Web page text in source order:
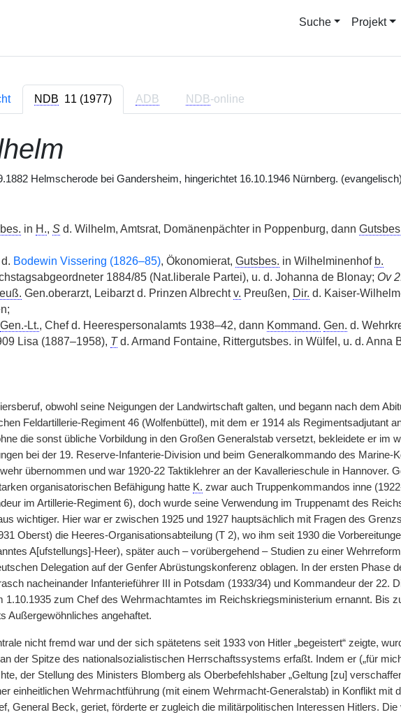
Suche Projekt
NDB 11 (1977) ADB NDB-online
Helmscherode bei Gandersheim, hingerichtet 16.10.1946 Nürnberg. (evangelisch)
in H., Sd. Wilhelm, Amtsrat, Domänenpächter in Poppenburg, dann
Bodewin Vissering (1826–85), Ökonomierat, Gutsbes. in Wilhelminenhof b.
1884/85 (Nat.liberale Partei), u. d. Johanna de Blonay; Ov
Gen.oberarzt, Leibarzt d. Prinzen Albrechtv. Preußen, Dir. d. Kaiser-
Gen.-Lt., Chef d. Heerespersonalamts 1938–42, dann Kommand. Gen. d.
Lisa (1887–1958), Td. Armand Fontaine, Rittergutsbes. in Wülfel, u. d. Anna
obwohl seine Neigungen der Landwirtschaft galten, und begann nach dem
Feldartillerie-Regiment 46 (Wolfenbüttel), mit dem er 1914 als Regimentsadjutant
die sonst übliche Vorbildung in den Großen Generalstab versetzt, bekleidete er im
bei der 19. Reserve-Infanterie-Division und beim Generalkommando des Marine-
übernommen und war 1920-22 Taktiklehrer an der Kavallerieschule in Hannover.
organisatorischen Befähigung hatte K. zwar auch Truppenkommandos inne
im Artillerie-Regiment 6), doch wurde seine Verwendung im Truppenamt des
wichtiger. Hier war er zwischen 1925 und 1927 hauptsächlich mit Fragen des
Oberst) die Heeres-Organisationsabteilung (T 2), wo ihm seit 1930 die
A[ufstellungs]-Heer), später auch – vorübergehend – Studien zu einer
Delegation auf der Genfer Abrüstungskonferenz oblagen. In der ersten Phase
nacheinander Infanterieführer III in Potsdam (1933/34) und Kommandeur der 22.
1.10.1935 zum Chef des Wehrmachtamtes im Reichskriegsministerium ernannt. Bis
Außergewöhnliches angehaftet.
nicht fremd war und der sich spätetens seit 1933 von Hitler „begeistert“ zeigte,
der Spitze des nationalsozialistischen Herrschaftssystems erfaßt. Indem er („für
der Stellung des Ministers Blomberg als Oberbefehlshaber „Geltung [zu]
einheitlichen Wehrmachtführung (mit einem Wehrmacht-Generalstab) in Konflikt mit
General Beck, geriet, förderte er zugleich die militärpolitischen Interessen Hitlers. Die